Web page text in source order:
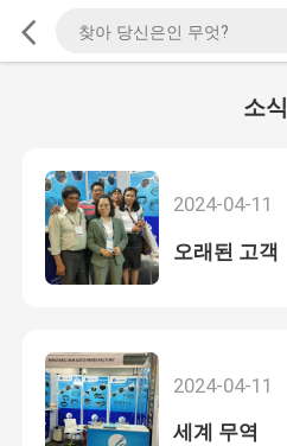
소식
2024-04-11
오래된 고객
2024-04-11
세계 무역